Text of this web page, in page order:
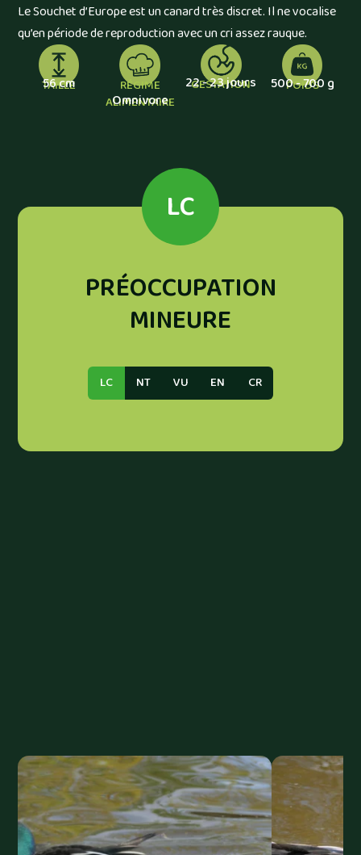
Le Souchet d’Europe est un canard très discret. Il ne vocalise
qu’en période de reproduction avec un cri assez rauque.
TAILLE
56 cm
RÉGIME
ALIMENTAIRE
Omnivore
GESTATION
22 - 23 jours POIDS
500 - 700 g
LC
PRÉOCCUPATION
MINEURE
LC NT VU EN CR